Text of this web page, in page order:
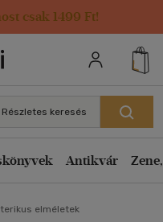
csak 1499 Ft!
Részletes keresés
Antikvár
elméletek